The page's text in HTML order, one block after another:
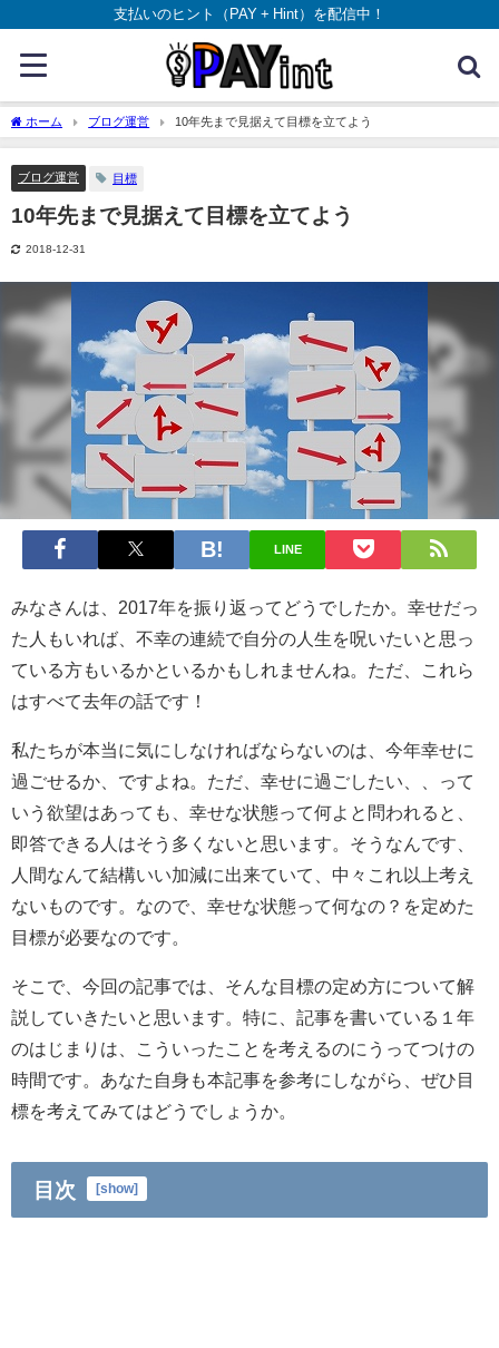
支払いのヒント（PAY + Hint）を配信中！
ホーム ブログ運営 10年先まで見据えて目標を立てよう
ブログ運営 目標
10年先まで見据えて目標を立てよう
2018-12-31
LINE
みなさんは、2017年を振り返ってどうでしたか。幸せだっ
た人もいれば、不幸の連続で自分の人生を呪いたいと思っ
ている方もいるかといるかもしれませんね。ただ、これら
はすべて去年の話です！
私たちが本当に気にしなければならないのは、今年幸せに
過ごせるか、ですよね。ただ、幸せに過ごしたい、、って
いう欲望はあっても、幸せな状態って何よと問われると、
即答できる人はそう多くないと思います。そうなんです、
人間なんて結構いい加減に出来ていて、中々これ以上考え
ないものです。なので、幸せな状態って何なの？を定めた
目標が必要なのです。
そこで、今回の記事では、そんな目標の定め方について解
説していきたいと思います。特に、記事を書いている１年
のはじまりは、こういったことを考えるのにうってつけの
時間です。あなた自身も本記事を参考にしながら、ぜひ目
標を考えてみてはどうでしょうか。
目次 [show]